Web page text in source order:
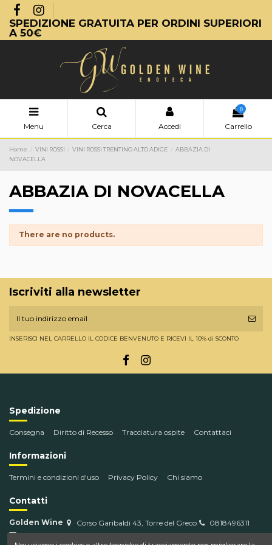
SPEDIZIONE GRATUITA PER ORDINI SUPERIORI
A 50€
Menu Cerca Accedi
0
Carrello
Home VINI ROSSI VINI ROSSI TRENTINO ALTO ADIGE
ABBAZIA DI
NOVACELLA
ABBAZIA DI NOVACELLA
There are no products.
Iscriviti alla newsletter
INSERISCI NEL CARRELLO IL CODICE BENVENUTO E RICEVI IL 10% di SCONTO
Spedizione
Consegna Diritto di Recesso Tracciatura ospite Contattaci
Informazioni
Termini e condizioni d'uso Privacy Policy Chi siamo
Contatti
Golden Wine Corso Garibaldi 43, Torre del Greco
0818496311
info@goldenwine.com